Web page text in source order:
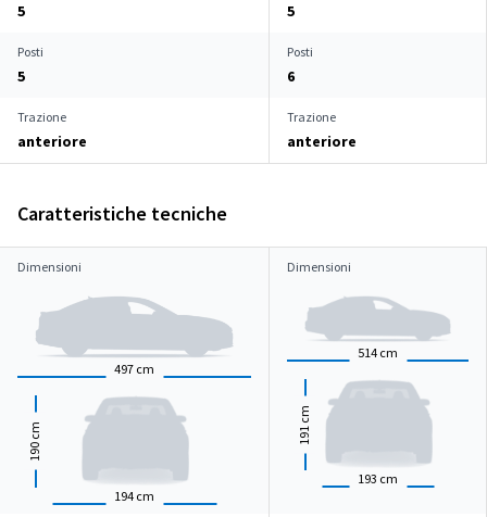
5 5
Posti
5
Posti
6
Trazione
anteriore
Trazione
anteriore
Caratteristiche tecniche
Dimensioni
497 cm
194 cm
190
cm
Dimensioni
514 cm
193 cm
191
cm